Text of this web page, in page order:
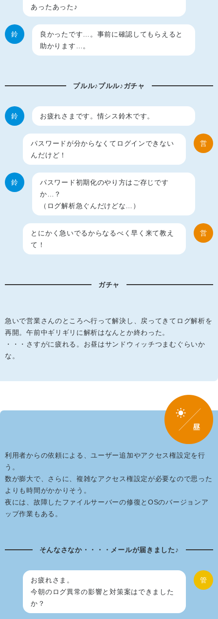
あったあった♪
鈴
良かったです…。事前に確認してもらえると
助かります…。
プルル♪プルル♪ガチャ
鈴 お疲れさまです。情シス鈴木です。
営
パスワードが分からなくてログインできない
んだけど！
鈴
パスワード初期化のやり方はご存じです
か…？
（ログ解析急ぐんだけどな…）
営
とにかく急いでるからなるべく早く来て教え
て！
ガチャ
急いで営業さんのところへ行って解決し、戻ってきてログ解析を
再開。午前中ギリギリに解析はなんとか終わった。
・・・さすがに疲れる。お昼はサンドウィッチつまむぐらいか
な。
利用者からの依頼による、ユーザー追加やアクセス権設定を行
う。
数が膨大で、さらに、複雑なアクセス権設定が必要なので思った
よりも時間がかかりそう。
夜には、故障したファイルサーバーの修復とOSのバージョンア
ップ作業もある。
そんなさなか・・・・メールが届きました♪
管
お疲れさま。
今朝のログ異常の影響と対策案はできました
か？